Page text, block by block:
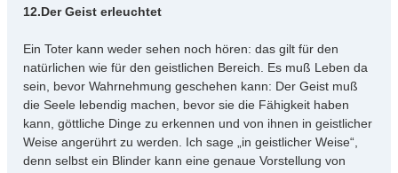
i
a
g
12.Der Geist erleuchtet
Ein Toter kann weder sehen noch hören: das gilt für den
natürlichen wie für den geistlichen Bereich. Es muß Leben da
sein, bevor Wahrnehmung geschehen kann: Der Geist muß
die Seele lebendig machen, bevor sie die Fähigkeit haben
kann, göttliche Dinge zu erkennen und von ihnen in geistlicher
Weise angerührt zu werden. Ich sage „in geistlicher Weise“,
denn selbst ein Blinder kann eine genaue Vorstellung von